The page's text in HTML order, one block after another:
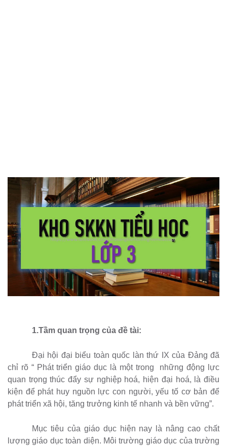
1.Tầm quan trọng của đề tài:
Đại hội đại biểu toàn quốc làn thứ IX của Đảng đã
chỉ rõ “ Phát triển giáo dục là một trong
những động lực
quan trọng thúc đẩy sự nghiệp hoá, hiện đại hoá, là điều
kiện để phát huy nguồn lực con người, yếu tố cơ bản để
phát triển xã hội, tăng trưởng kinh tế nhanh và bền vững”.
Mục tiêu của giáo dục hiện nay là nâng cao chất
lượng giáo dục toàn diện. Môi trường giáo dục của trường